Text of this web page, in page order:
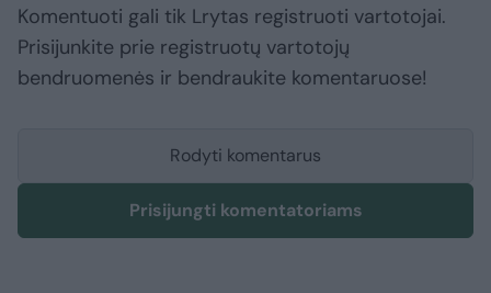
Komentuoti gali tik Lrytas registruoti vartotojai.
Prisijunkite prie registruotų vartotojų
bendruomenės ir bendraukite komentaruose!
Rodyti komentarus
Prisijungti komentatoriams